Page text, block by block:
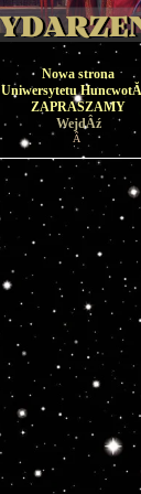
Nowa strona
Uniwersytetu
ZAPRASZAMY
WejdÂź
Â